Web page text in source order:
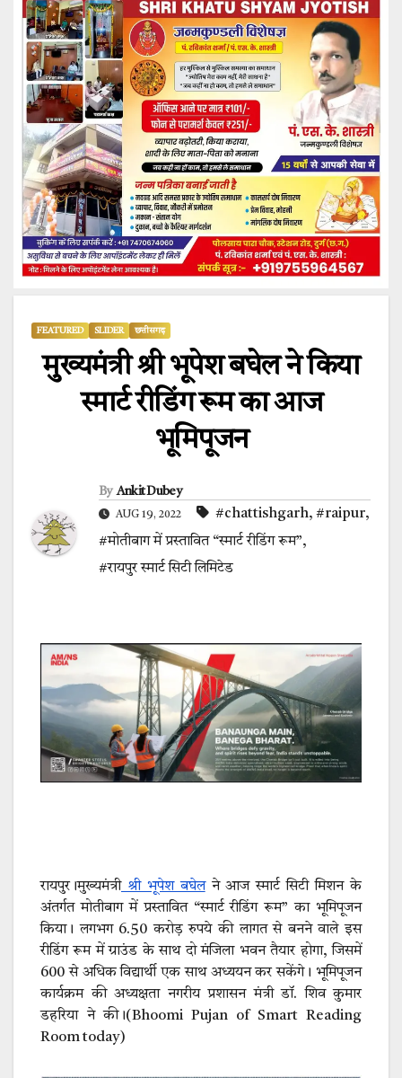
FEATURED SLIDER छत्तीसगढ़
मुख्यमंत्री श्री भूपेश बघेल ने किया
स्मार्ट रीडिंग रूम का आज
भूमिपूजन
By Ankit Dubey
AUG 19, 2022 #chattishgarh, #raipur,
#मोतीबाग में प्रस्तावित “स्मार्ट रीडिंग रूम”,
#रायपुर स्मार्ट सिटी लिमिटेड
रायपुर।मुख्यमंत्रीश्री भूपेश बघेलने आज स्मार्ट सिटी मिशन के
अंतर्गत मोतीबाग में प्रस्तावित “स्मार्ट रीडिंग रूम” का भूमिपूजन
किया। लगभग 6.50 करोड़ रुपये की लागत से बनने वाले इस
रीडिंग रूम में ग्राउंड के साथ दो मंजिला भवन तैयार होगा, जिसमें
600 से अधिक विद्यार्थी एक साथ अध्ययन कर सकेंगे। भूमिपूजन
कार्यक्रम की अध्यक्षता नगरीय प्रशासन मंत्री डॉ. शिव कुमार
डहरिया ने की।(Bhoomi Pujan of Smart Reading
Room today)